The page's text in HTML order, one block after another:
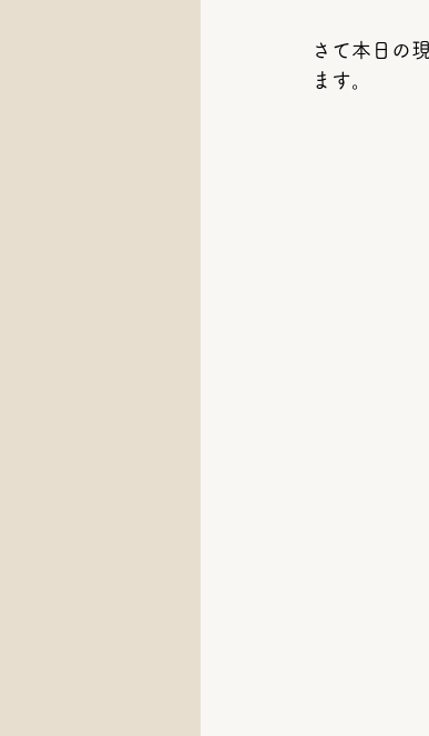
さて本日の
ます。